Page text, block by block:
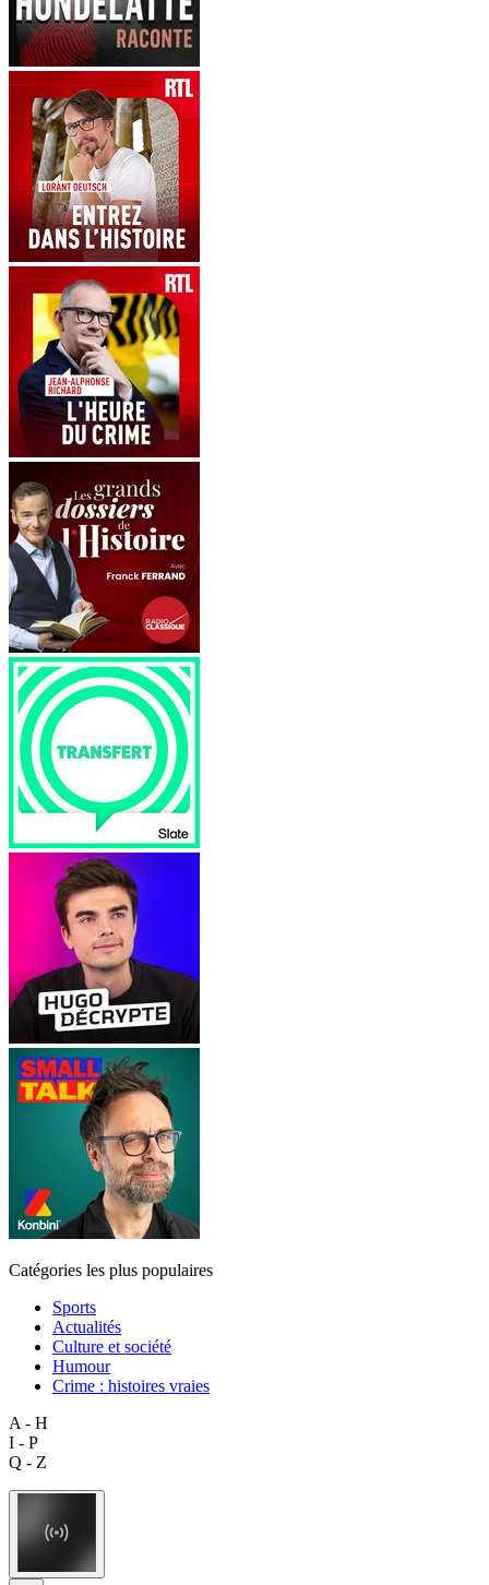
Catégories les plus populaires
Sports
Actualités
Culture et société
Humour
Crime : histoires vraies
A - H
I - P
Q - Z